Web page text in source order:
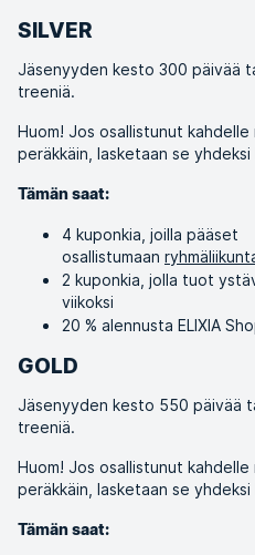
SILVER
Jäsenyyden kesto 300 päivää
treeniä.
Huom! Jos osallistunut kahdelle
peräkkäin, lasketaan se
Tämän saat:
4 kuponkia, joilla pääset
osallistumaan
2 kuponkia, jolla tuot
viikoksi
20 % alennusta ELIXIA
GOLD
Jäsenyyden kesto 550 päivää
treeniä.
Huom! Jos osallistunut kahdelle
peräkkäin, lasketaan se yhdeksi
Tämän saat: